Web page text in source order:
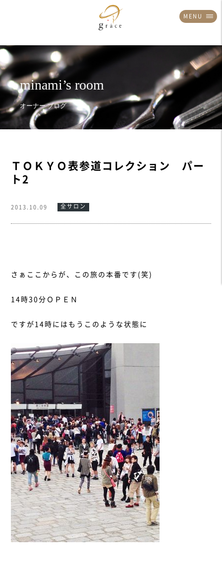
MENU
ＴＯＫＹＯ表参道コレクション パー
ト2
2013.10.09 全サロン
さぁここからが、この旅の本番です(笑)
14時30分ＯＰＥＮ
ですが14時にはもうこのような状態に